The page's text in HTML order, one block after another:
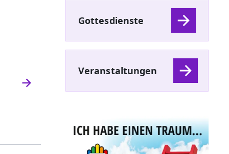
Gottesdienste
Veranstaltungen